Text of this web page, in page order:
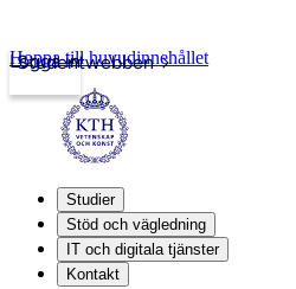
Studentwebben
Logga in
Hoppa till huvudinnehållet
Studier
Stöd och vägledning
IT och digitala tjänster
Kontakt